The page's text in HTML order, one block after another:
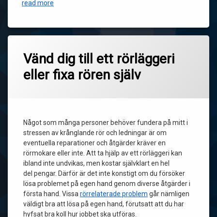
read more
Vänd dig till ett rörläggeri
eller fixa rören själv
Något som många personer behöver fundera på mitt i
stressen av krånglande rör och ledningar är om
eventuella reparationer och åtgärder kräver en
rörmokare eller inte. Att ta hjälp av ett rörläggeri kan
ibland inte undvikas, men kostar självklart en hel
del pengar. Därför är det inte konstigt om du försöker
lösa problemet på egen hand genom diverse åtgärder i
första hand. Vissa rörrelaterade problem går nämligen
väldigt bra att lösa på egen hand, förutsatt att du har
hyfsat bra koll hur jobbet ska utföras.